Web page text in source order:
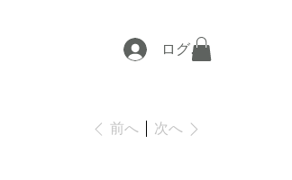
ログイン
前へ 次へ